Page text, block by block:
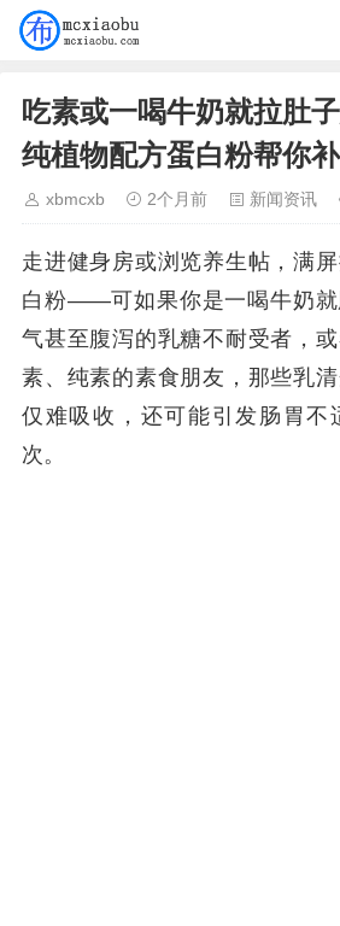
吃素或一喝牛奶就拉肚
纯植物配方蛋白粉帮你
xbmcxb 2个月前 新闻资讯
走进健身房或浏览养生帖，满
白粉——可如果你是一喝牛奶就
气甚至腹泻的乳糖不耐受者，
素、纯素的素食朋友，那些乳
仅难吸收，还可能引发肠胃不
次。